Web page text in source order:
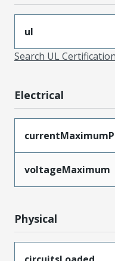
ul
Search UL
Electrical
voltageMaximum
Physical